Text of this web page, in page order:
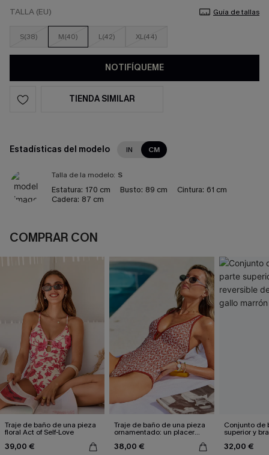
TALLA (EU) Guía de tallas
S(38) M(40) L(42) XL(44)
NOTIFÍQUEME
TIENDA SIMILAR
Estadísticas del modelo IN CM
Talla de la modelo: S
Estatura: 170 cm Busto: 89 cm Cintura: 61 cm
Cadera: 87 cm
COMPRAR CON
Traje de baño de una pieza
floral Act of Self-Love
39,00 €
Traje de baño de una pieza
ornamentado: un placer
38,00 €
Conjunto de
superior y
reversible
marrón
32,00 €